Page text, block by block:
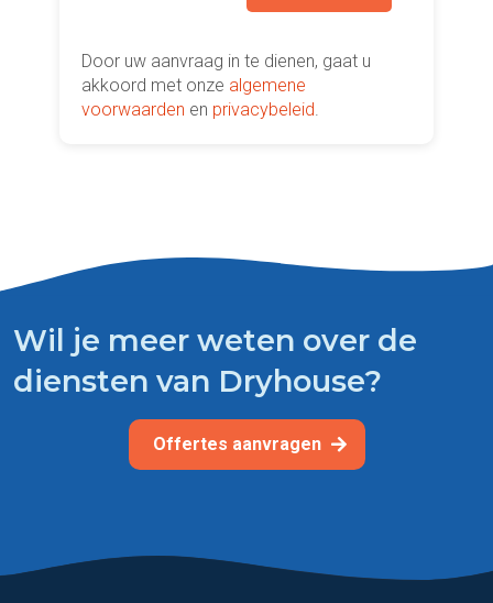
Door uw aanvraag in te dienen, gaat u
akkoord met onze algemene
voorwaarden en privacybeleid.
Wil je meer weten over de
diensten van Dryhouse?
Offertes aanvragen